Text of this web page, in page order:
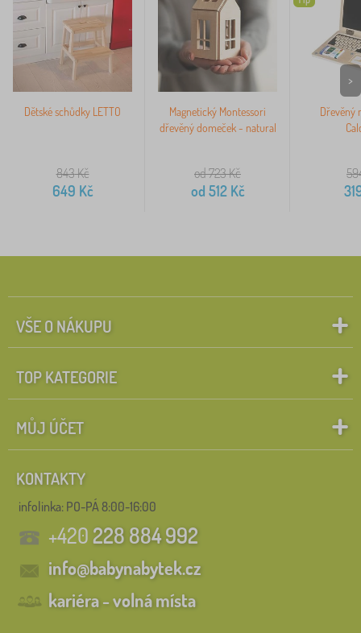
Dětské schůdky LETTO
843Kč
649 Kč
Magnetický Montessori
dřevěný domeček - natural
od 723Kč
od 512Kč
Dřevěný
>
VŠE O NÁKUPU
TOP KATEGORIE
MŮJ ÚČET
KONTAKTY
infolinka: PO-PÁ 8:00-16:00
+420228 884 992
info@babynabytek.cz
kariéra - volná místa